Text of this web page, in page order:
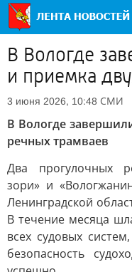
В Вологде
и приемка
3 июня 2026, 10:48 СМИ
В Вологде
речных трамваев
Два прогулочных
зори» и
Ленинградской
В течение месяца
всех судовых
безопасность